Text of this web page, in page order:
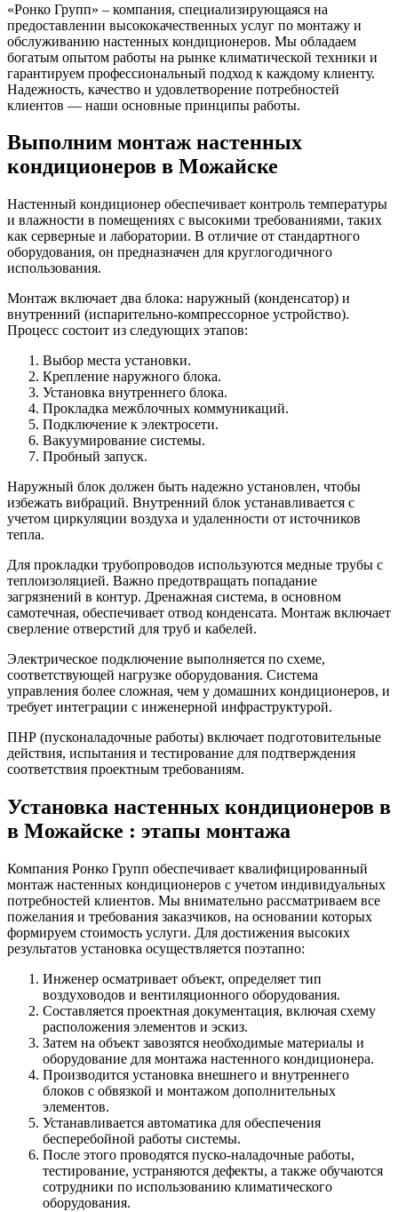
«Ронко Групп» – компания, специализирующаяся на
предоставлении высококачественных услуг по монтажу и
обслуживанию настенных кондиционеров. Мы обладаем
богатым опытом работы на рынке климатической техники и
гарантируем профессиональный подход к каждому клиенту.
Надежность, качество и удовлетворение потребностей
клиентов — наши основные принципы работы.
Выполним монтаж настенных
кондиционеров в Можайске
Настенный кондиционер обеспечивает контроль температуры
и влажности в помещениях с высокими требованиями, таких
как серверные и лаборатории. В отличие от стандартного
оборудования, он предназначен для круглогодичного
использования.
Монтаж включает два блока: наружный (конденсатор) и
внутренний (испарительно-компрессорное устройство).
Процесс состоит из следующих этапов:
Выбор места установки.
Крепление наружного блока.
Установка внутреннего блока.
Прокладка межблочных коммуникаций.
Подключение к электросети.
Вакуумирование системы.
Пробный запуск.
Наружный блок должен быть надежно установлен, чтобы
избежать вибраций. Внутренний блок устанавливается с
учетом циркуляции воздуха и удаленности от источников
тепла.
Для прокладки трубопроводов используются медные трубы с
теплоизоляцией. Важно предотвращать попадание
загрязнений в контур. Дренажная система, в основном
самотечная, обеспечивает отвод конденсата. Монтаж включает
сверление отверстий для труб и кабелей.
Электрическое подключение выполняется по схеме,
соответствующей нагрузке оборудования. Система
управления более сложная, чем у домашних кондиционеров, и
требует интеграции с инженерной инфраструктурой.
ПНР (пусконаладочные работы) включает подготовительные
действия, испытания и тестирование для подтверждения
соответствия проектным требованиям.
Установка настенных кондиционеров в
в Можайске : этапы монтажа
Компания Ронко Групп обеспечивает квалифицированный
монтаж настенных кондиционеров с учетом индивидуальных
потребностей клиентов. Мы внимательно рассматриваем все
пожелания и требования заказчиков, на основании которых
формируем стоимость услуги. Для достижения высоких
результатов установка осуществляется поэтапно:
Инженер осматривает объект, определяет тип
воздуховодов и вентиляционного оборудования.
Составляется проектная документация, включая схему
расположения элементов и эскиз.
Затем на объект завозятся необходимые материалы и
оборудование для монтажа настенного кондиционера.
Производится установка внешнего и внутреннего
блоков с обвязкой и монтажом дополнительных
элементов.
Устанавливается автоматика для обеспечения
бесперебойной работы системы.
После этого проводятся пуско-наладочные работы,
тестирование, устраняются дефекты, а также обучаются
сотрудники по использованию климатического
оборудования.